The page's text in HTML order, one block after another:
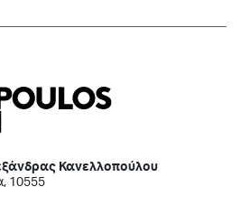
Κανελλοπούλου
10555